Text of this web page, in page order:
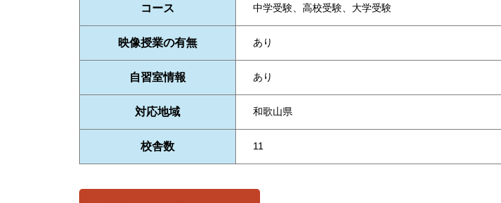
コース 中学受験、高校受験、大学受験
映像授業の有無 あり
自習室情報 あり
対応地域 和歌山県
校舎数 11